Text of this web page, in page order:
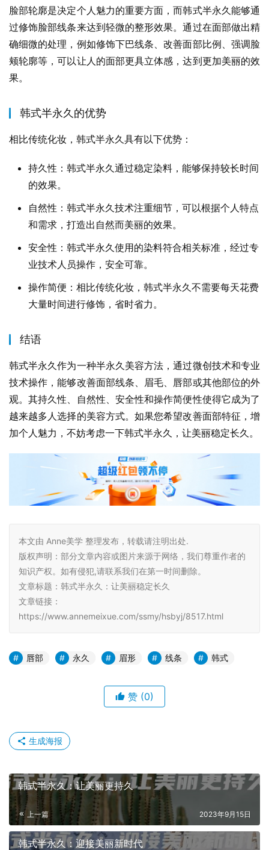
脸部轮廓是决定个人魅力的重要方面，而韩式半永久能够通
过修饰脸部线条来达到轻微的整形效果。通过在面部做出精
确细微的处理，例如修饰下巴线条、改善面部比例、强调脸
颊轮廓等，可以让人的面部更具立体感，达到更加美丽的效
果。
韩式半永久的优势
相比传统化妆，韩式半永久具有以下优势：
持久性：韩式半永久通过稳定染料，能够保持较长时间
的效果。
自然性：韩式半永久技术注重细节，可以根据个人特点
和需求，打造出自然而美丽的效果。
安全性：韩式半永久使用的染料符合相关标准，经过专
业技术人员操作，安全可靠。
操作简便：相比传统化妆，韩式半永久不需要每天花费
大量时间进行修饰，省时省力。
结语
韩式半永久作为一种半永久美容方法，通过微创技术和专业
技术操作，能够改善面部线条、眉毛、唇部或其他部位的外
观。其持久性、自然性、安全性和操作简便性使得它成为了
越来越多人选择的美容方式。如果您希望改善面部特征，增
加个人魅力，不妨考虑一下韩式半永久，让美丽稳定长久。
本文由 Anne美学 整理发布，转载请注明出处.
版权声明：部分文章内容或图片来源于网络，我们尊重作者的
知识产权。如有侵犯,请联系我们在第一时间删除。
文章标题：韩式半永久：让美丽稳定长久
文章链接：
https://www.annemeixue.com/ssmy/hsbyj/8517.html
唇部 永久 眉形 线条 韩式
赞 (0)
生成海报
韩式半永久：让美丽更持久
上一篇 2023年9月15日
韩式半永久：迎接美丽新时代